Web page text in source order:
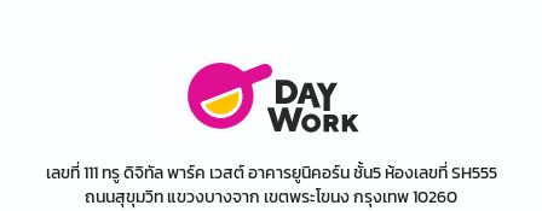
เลขที่ 111 ทรู ดิจิทัล พาร์ค เวสต์ อาคารยูนิคอร์น ชั้น5 ห้องเลขที่ SH555
ถนนสุขุมวิท แขวงบางจาก เขตพระโขนง กรุงเทพ 10260